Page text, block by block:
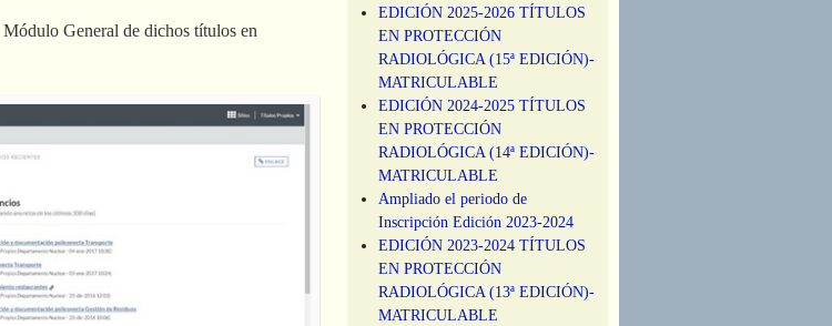
General de dichos títulos en
EDICIÓN 2025-2026 TÍTULOS
EN PROTECCIÓN
RADIOLÓGICA (15ª EDICIÓN)-
MATRICULABLE
EDICIÓN 2024-2025 TÍTULOS
EN PROTECCIÓN
RADIOLÓGICA (14ª EDICIÓN)-
MATRICULABLE
Ampliado el periodo de
Inscripción Edición 2023-2024
EDICIÓN 2023-2024 TÍTULOS
EN PROTECCIÓN
RADIOLÓGICA (13ª EDICIÓN)-
MATRICULABLE